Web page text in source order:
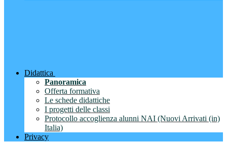
Didattica
Panoramica
Offerta formativa
Le schede didattiche
I progetti delle classi
Protocollo accoglienza alunni NAI (Nuovi Arrivati (in)
Italia)
Privacy